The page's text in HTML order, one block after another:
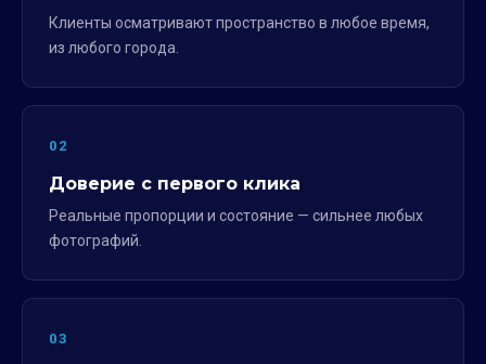
Клиенты осматривают пространство в любое время,
из любого города.
02
Доверие с первого клика
Реальные пропорции и состояние — сильнее любых
фотографий.
03